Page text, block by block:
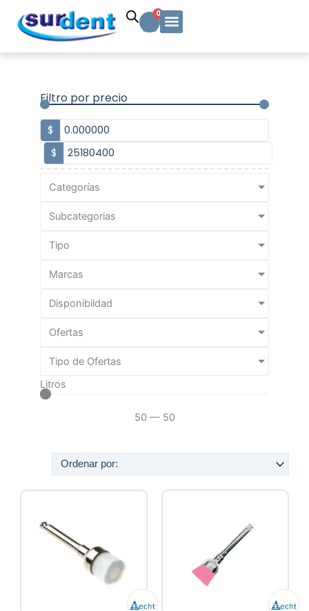
contenido
0
Carrito
Filtro por precio
$
$
Categorías
Subcategorias
Tipo
Marcas
Disponibildad
Ofertas
Tipo de Ofertas
Litros
50 — 50